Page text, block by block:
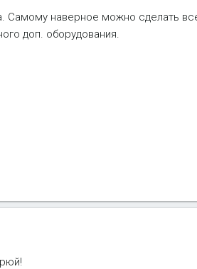
Самому наверное можно сделать
доп. оборудования.